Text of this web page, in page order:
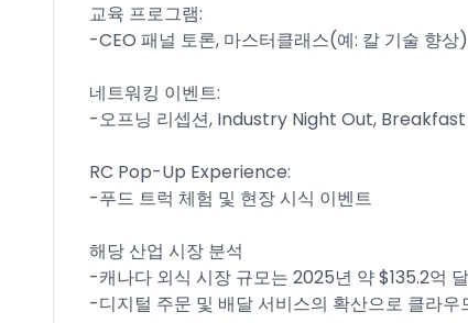
교육 프로그램:
-CEO 패널 토론, 마스터클래스(예: 칼 기술 향상
네트워킹 이벤트:
-오프닝 리셉션, Industry Night Out,
RC Pop-Up Experience:
-푸드 트럭 체험 및 현장 시식 이벤트
해당 산업 시장 분석
-캐나다 외식 시장 규모는 2025년 약 $135.2억
-디지털 주문 및 배달 서비스의 확산으로 클라